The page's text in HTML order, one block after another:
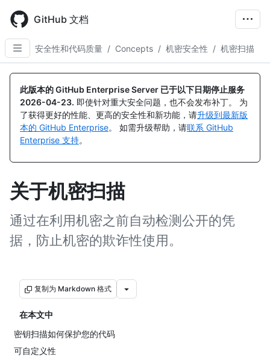
main
content
GitHub 文档
安全性和代码质量 / Concepts / 机密安全性 / 机密扫描
此版本的 GitHub Enterprise Server 已于以下日期停止服务
2026-04-23. 即使针对重大安全问题，也不会发布补丁。 为
了获得更好的性能、更高的安全性和新功能，请升级到最新版
本的 GitHub Enterprise。 如需升级帮助，请联系 GitHub
Enterprise 支持。
关于机密扫描
通过在利用机密之前自动检测公开的凭
据，防止机密的欺诈性使用。
复制为 Markdown 格式
在本文中
密钥扫描如何保护您的代码
可自定义性